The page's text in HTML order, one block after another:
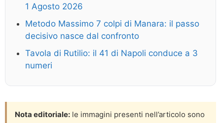
1 Agosto 2026
Metodo Massimo 7 colpi di Manara: il passo
decisivo nasce dal confronto
Tavola di Rutilio: il 41 di Napoli conduce a 3
numeri
Nota editoriale: le immagini presenti nell’articolo sono